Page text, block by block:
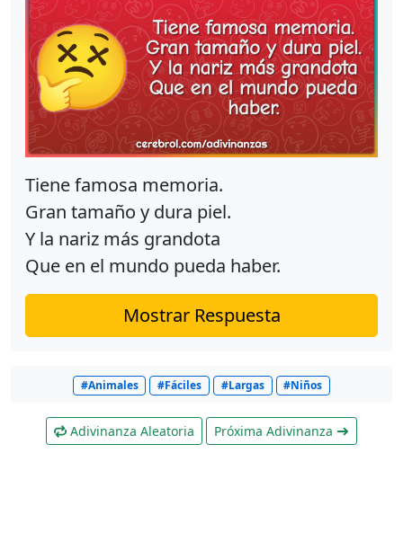
Tiene famosa memoria.
Gran tamaño y dura piel.
Y la nariz más grandota
Que en el mundo pueda haber.
Mostrar Respuesta
#Animales #Fáciles #Largas #Niños
Adivinanza Aleatoria Próxima Adivinanza